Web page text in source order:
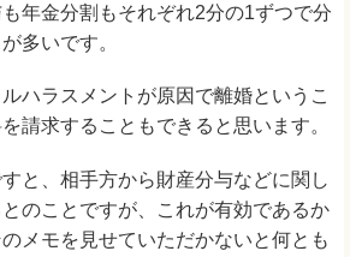
年金分割もそれぞれ2分の1ずつで分
多いです。
ハラスメントが原因で離婚というこ
請求することもできると思います。
と、相手方から財産分与などに関し
のことですが、これが有効であるか
メモを見せていただかないと何とも